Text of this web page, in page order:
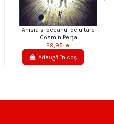
Anisia şi oceanul de uitare
Cosmin Perța
29,95 lei
Adaugă în coș